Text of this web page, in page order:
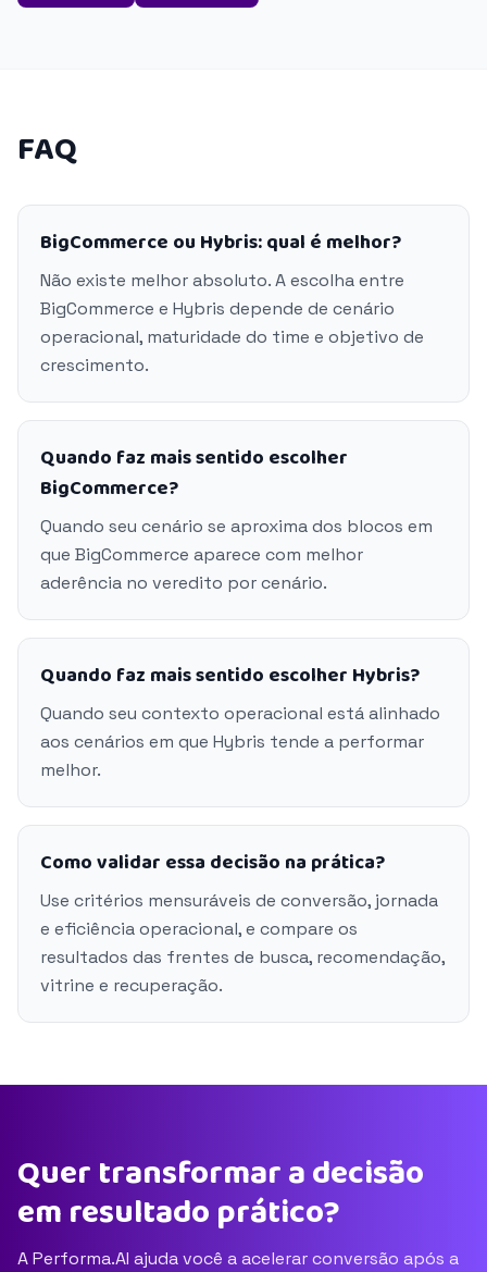
FAQ
BigCommerce ou Hybris: qual é melhor?
Não existe melhor absoluto. A escolha entre
BigCommerce e Hybris depende de cenário
operacional, maturidade do time e objetivo de
crescimento.
Quando faz mais sentido escolher
BigCommerce?
Quando seu cenário se aproxima dos blocos em
que BigCommerce aparece com melhor
aderência no veredito por cenário.
Quando faz mais sentido escolher Hybris?
Quando seu contexto operacional está alinhado
aos cenários em que Hybris tende a performar
melhor.
Como validar essa decisão na prática?
Use critérios mensuráveis de conversão, jornada
e eficiência operacional, e compare os
resultados das frentes de busca, recomendação,
vitrine e recuperação.
Quer transformar a decisão
em resultado prático?
A Performa.AI ajuda você a acelerar conversão após a